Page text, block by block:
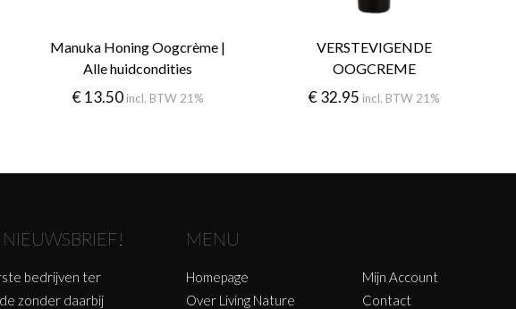
Manuka Honing Oogcrème |
Alle huidcondities
€13.50 incl. BTW 21%
VERSTEVIGENDE
OOGCREME
€32.95 incl. BTW 21%
bedrijven ter
zonder daarbij
MENU
Homepage
Over Living Nature
Mijn Account
Contact